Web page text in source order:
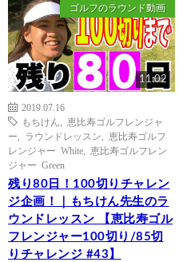
ゴルフのラウンド動画
11:02
2019.07.16
もちけん
恵比寿ゴルフレンジャ
ー
ラウンドレッスン
恵比寿ゴルフ
レンジャー White
恵比寿ゴルフレン
ジャー Green
残り80日！100切りチャレン
ジ企画！｜もちけん先生のラ
ウンドレッスン 【恵比寿ゴル
フレンジャー100切り/85切
りチャレンジ #43】